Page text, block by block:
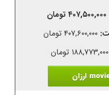
۴۰۷,۵۰۰,۰۰۰ تومان
۴۰۷,۶۰۰,۰۰۰ تومان
۱۸۸,۷۷۳,۰۰۰ تومان